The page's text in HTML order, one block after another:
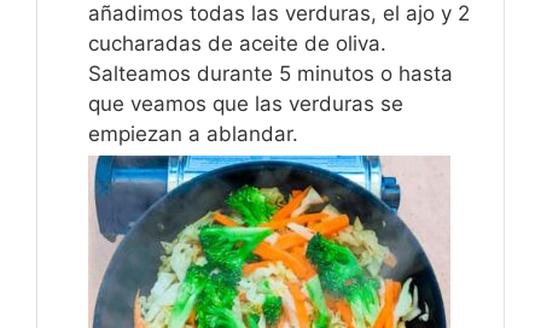
añadimos todas las verduras, el ajo y 2
cucharadas de aceite de oliva.
Salteamos durante 5 minutos o hasta
que veamos que las verduras se
empiezan a ablandar.